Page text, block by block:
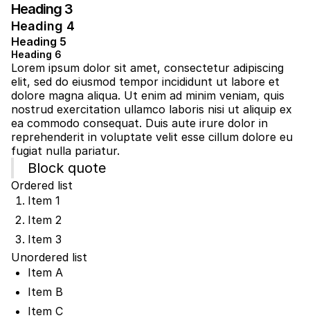
Heading 3
Heading 4
Heading 5
Heading 6
Lorem ipsum dolor sit amet, consectetur adipiscing
elit, sed do eiusmod tempor incididunt ut labore et
dolore magna aliqua. Ut enim ad minim veniam, quis
nostrud exercitation ullamco laboris nisi ut aliquip ex
ea commodo consequat. Duis aute irure dolor in
reprehenderit in voluptate velit esse cillum dolore eu
fugiat nulla pariatur.
Block quote
Ordered list
Item 1
Item 2
Item 3
Unordered list
Item A
Item B
Item C